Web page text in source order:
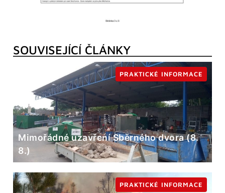
SOUVISEJÍCÍ ČLÁNKY
Mimořádné uzavření Sběrného dvora (8.
8.)
PRAKTICKÉ INFORMACE
PRAKTICKÉ INFORMACE